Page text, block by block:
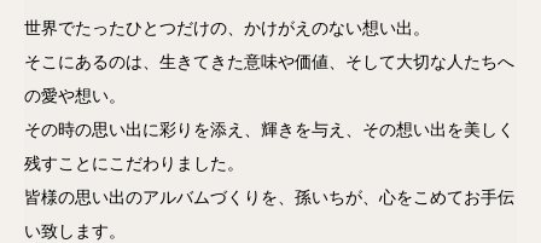
世界でたったひとつだけの、かけがえのない想い出。
そこにあるのは、生きてきた意味や価値、そして大切な人たちへ
の愛や想い。
その時の思い出に彩りを添え、輝きを与え、その想い出を美しく
残すことにこだわりました。
皆様の思い出のアルバムづくりを、孫いちが、心をこめてお手伝
い致します。